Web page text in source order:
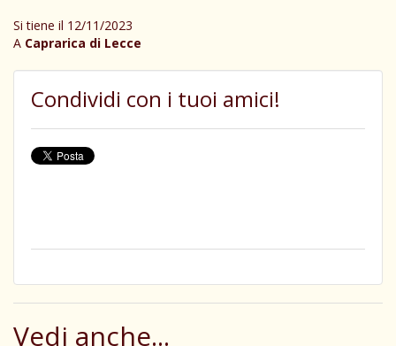
Si tiene il 12/11/2023
A Caprarica di Lecce
Condividi con i tuoi amici!
Vedi anche...